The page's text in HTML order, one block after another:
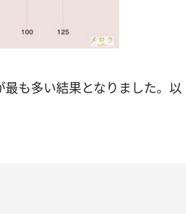
も多い結果となりました。以